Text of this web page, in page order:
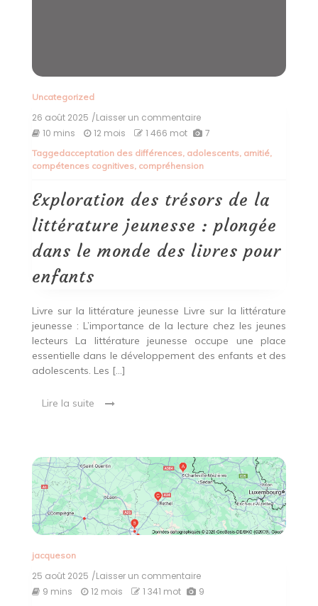
Uncategorized
26 août 2025 /Laisser un commentaireon
Exploration
trésors
de
littérature
jeunesse
plongée
dans
le
pour
enfants
10 mins 12 mois 1 466 mot 7
Taggedacceptation des différences, adolescents, amitié,
compétences cognitives, compréhension
Exploration des trésors de la
littérature jeunesse : plongée
dans le monde des livres pour
enfants
Livre sur la littérature jeunesse Livre sur la littérature
jeunesse : L’importance de la lecture chez les jeunes
lecteurs La littérature jeunesse occupe une place
essentielle dans le développement des enfants et des
adolescents. Les […]
Lire la suite
jacqueson
25 août 2025 /Laisser un commentaireon
Découvrez
9 mins 12 mois 1 341 mot 9